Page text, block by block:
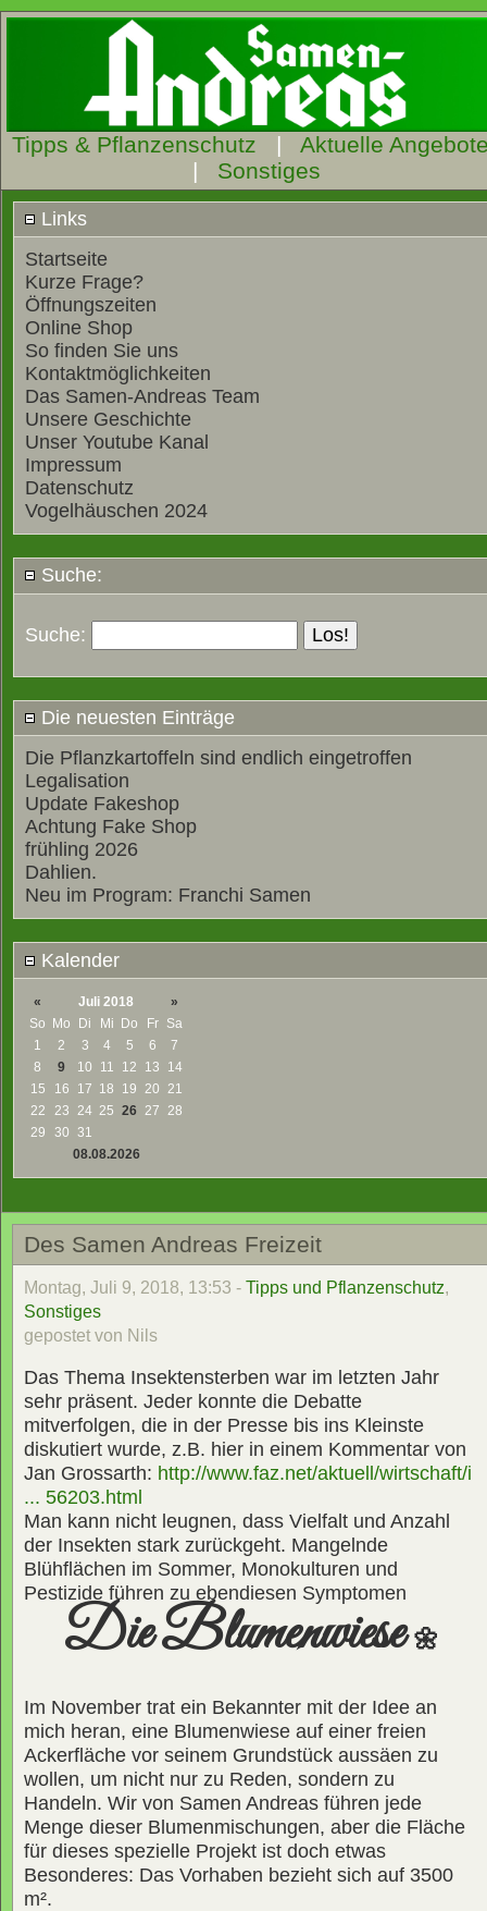
Tipps & Pflanzenschutz | Aktuelle
| Sonstiges
Links
Startseite
Kurze Frage?
Öffnungszeiten
Online Shop
So finden Sie uns
Kontaktmöglichkeiten
Das Samen-Andreas Team
Unsere Geschichte
Unser Youtube Kanal
Impressum
Datenschutz
Vogelhäuschen 2024
Suche:
Suche:
Die neuesten Einträge
Die Pflanzkartoffeln sind endlich eingetroffen
Legalisation
Update Fakeshop
Achtung Fake Shop
frühling 2026
Dahlien.
Neu im Program: Franchi Samen
Kalender
« Juli 2018
»
So Mo Di Mi Do Fr
Sa
1
2 3 4 5 6
7
8
9 10 11 12 13
14
15
16 17 18 19 20 21
22
23 24 25 26 27 28
29
30 31
08.08.2026
Des Samen Andreas Freizeit
Montag, Juli 9, 2018, 13:53 - Tipps und Pflanzenschutz,
Sonstiges
gepostet von Nils
Das Thema Insektensterben war im letzten Jahr
sehr präsent. Jeder konnte die Debatte
mitverfolgen, die in der Presse bis ins Kleinste
diskutiert wurde, z.B. hier in einem Kommentar von
Jan Grossarth: http://www.faz.net/aktuell/wirtschaft/i
... 56203.html
Man kann nicht leugnen, dass Vielfalt und Anzahl
der Insekten stark zurückgeht. Mangelnde
Blühflächen im Sommer, Monokulturen und
Pestizide führen zu ebendiesen Symptomen
Die Blumenwiese🌼
Im November trat ein Bekannter mit der Idee an
mich heran, eine Blumenwiese auf einer freien
Ackerfläche vor seinem Grundstück aussäen zu
wollen, um nicht nur zu Reden, sondern zu
Handeln. Wir von Samen Andreas führen jede
Menge dieser Blumenmischungen, aber die Fläche
für dieses spezielle Projekt ist doch etwas
Besonderes: Das Vorhaben bezieht sich auf 3500
m².